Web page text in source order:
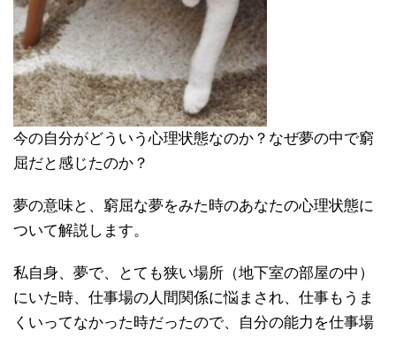
今の自分がどういう心理状態なのか？なぜ夢の中で窮
屈だと感じたのか？
夢の意味と、窮屈な夢をみた時のあなたの心理状態に
ついて解説します。
私自身、夢で、とても狭い場所（地下室の部屋の中）
にいた時、仕事場の人間関係に悩まされ、仕事もうま
くいってなかった時だったので、自分の能力を仕事場